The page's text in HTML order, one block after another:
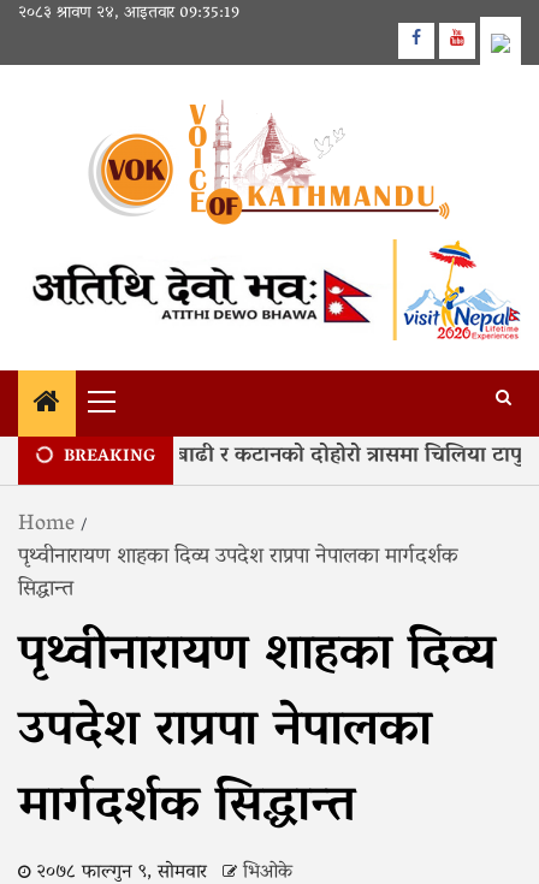
Skip
content
२०८३ श्रावण २४, आइतवार09:35:20
Facebook
Youtube
Primary
Menu
BREAKING
वर्ष कोशीको बाढी र कटानको दोहोरो त्रासमा चिलिया टापु
Home
पृथ्वीनारायण शाहका दिव्य उपदेश राप्रपा नेपालका मार्गदर्शक
सिद्धान्त
पृथ्वीनारायण शाहका दिव्य
उपदेश राप्रपा नेपालका
मार्गदर्शक सिद्धान्त
२०७८ फाल्गुन ९, सोमवार भिओके